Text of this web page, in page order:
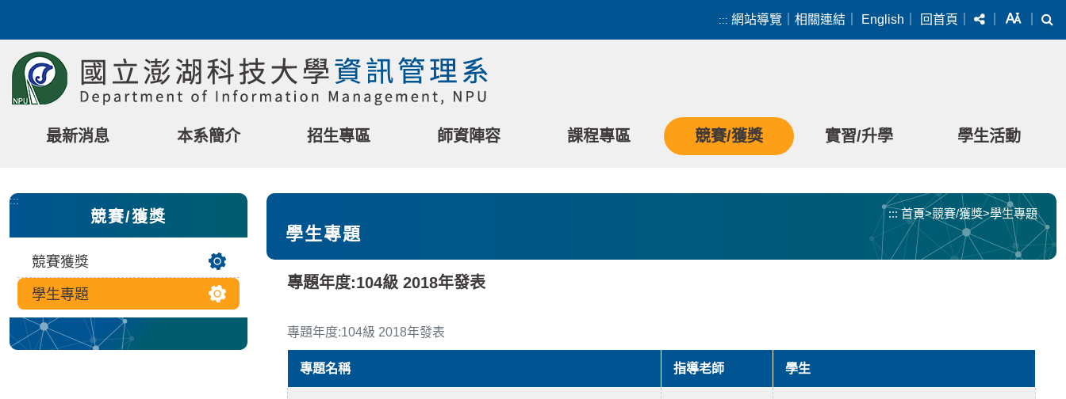
::: 網站導覽 相關連結 English 回首頁 分享 字級
最新消息 本系簡介 招生專區 師資陣容 課程專區 競賽/獲獎 實習/升學 學生活動
:::
競賽/獲獎
競賽獲獎
學生專題
::: 首頁>競賽/獲獎>學生專題
學生專題
專題年度:104級 2018年發表
專題年度:104級 2018年發表
專題名稱 指導老師 學生